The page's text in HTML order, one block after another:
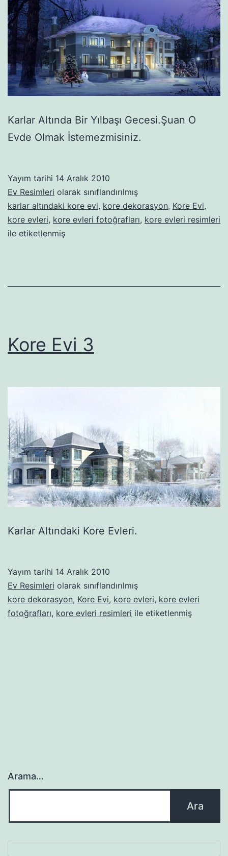
Karlar Altında Bir Yılbaşı Gecesi.Şuan O
Evde Olmak İstemezmisiniz.
Yayım tarihi 14 Aralık 2010
Ev Resimleri olarak sınıflandırılmış
karlar altındaki kore evi, kore dekorasyon, Kore Evi,
kore evleri, kore evleri fotoğrafları, kore evleri resimleri
ile etiketlenmiş
Kore Evi 3
Karlar Altındaki Kore Evleri.
Yayım tarihi 14 Aralık 2010
Ev Resimleri olarak sınıflandırılmış
kore dekorasyon, Kore Evi, kore evleri, kore evleri
fotoğrafları, kore evleri resimleri ile etiketlenmiş
Arama…